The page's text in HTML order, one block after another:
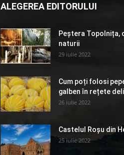
ALEGEREA EDITORULUI
Peștera Topolnița,
naturii
29 iulie 2022
Cum poți folosi
galben în rețete
26 iulie 2022
Castelul Roșu din
25 iulie 2022